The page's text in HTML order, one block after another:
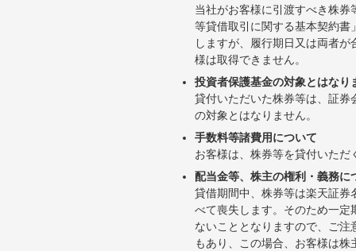
当社がお客様に引渡すべき株
等貸借取引に関する基本契約
しますが、履行期日又は両者
様は取得できません。
投資者保護基金の対象とはなり
貸付いただいた株券等は、証
の対象とはなりません。
手数料等諸費用について
お客様は、株券等を貸付いた
配当金等、株主の権利・義務に
貸借期間中、株券等は楽天証
べて喪失します。そのため一
ないこととなりますので、ご
もあり、この場合、お客様は